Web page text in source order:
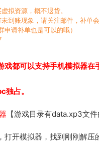
拟资源，概不退货。
到账现象，请关注邮件，补单
申请补单也是可以的哦）
戏都可以支持手机模拟器在
独占。
【游戏目录有data.xp3文件
打开模拟器，找到刚刚解压